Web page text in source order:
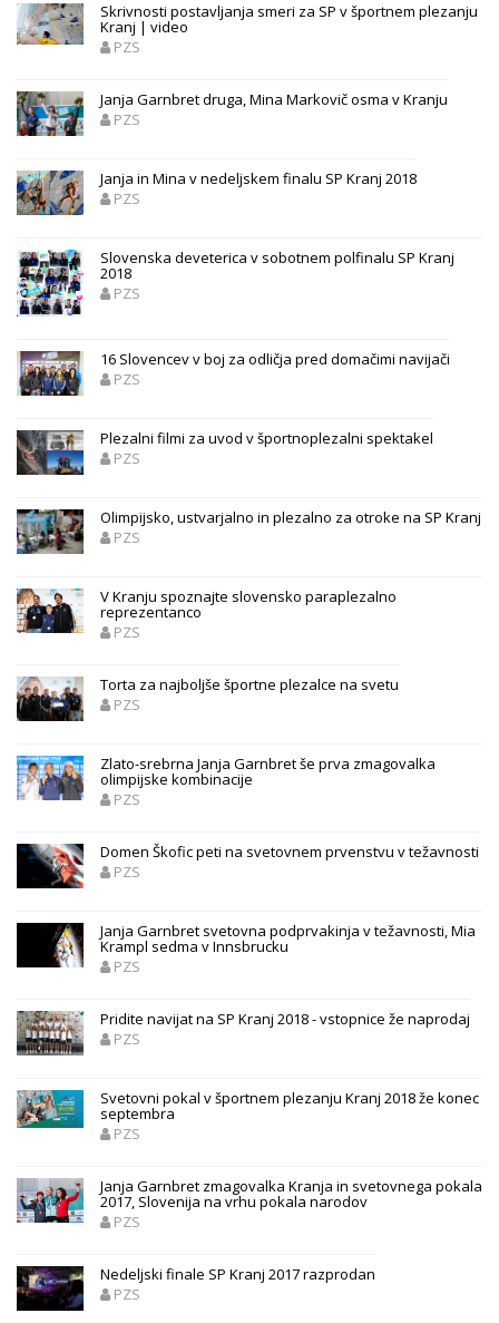
Skrivnosti postavljanja smeri za SP v športnem plezanju
Kranj | video
PZS
Janja Garnbret druga, Mina Markovič osma v Kranju
PZS
Janja in Mina v nedeljskem finalu SP Kranj 2018
PZS
Slovenska deveterica v sobotnem polfinalu SP Kranj
2018
PZS
16 Slovencev v boj za odličja pred domačimi navijači
PZS
Plezalni filmi za uvod v športnoplezalni spektakel
PZS
Olimpijsko, ustvarjalno in plezalno za otroke na SP Kranj
PZS
V Kranju spoznajte slovensko paraplezalno
reprezentanco
PZS
Torta za najboljše športne plezalce na svetu
PZS
Zlato-srebrna Janja Garnbret še prva zmagovalka
olimpijske kombinacije
PZS
Domen Škofic peti na svetovnem prvenstvu v težavnosti
PZS
Janja Garnbret svetovna podprvakinja v težavnosti, Mia
Krampl sedma v Innsbrucku
PZS
Pridite navijat na SP Kranj 2018 - vstopnice že naprodaj
PZS
Svetovni pokal v športnem plezanju Kranj 2018 že konec
septembra
PZS
Janja Garnbret zmagovalka Kranja in svetovnega pokala
2017, Slovenija na vrhu pokala narodov
PZS
Nedeljski finale SP Kranj 2017 razprodan
PZS